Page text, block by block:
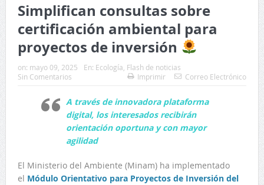
Simplifican consultas sobre
certificación ambiental para
proyectos de inversión
on: mayo 09, 2025 En: Ecología Flash de noticias
Sin Comentarios
Imprimir Correo Electrónico
A través de innovadora plataforma
digital, los interesados recibirán
orientación oportuna y con mayor
agilidad
El Ministerio del Ambiente (Minam) ha implementado
el Módulo Orientativo para Proyectos de Inversión del